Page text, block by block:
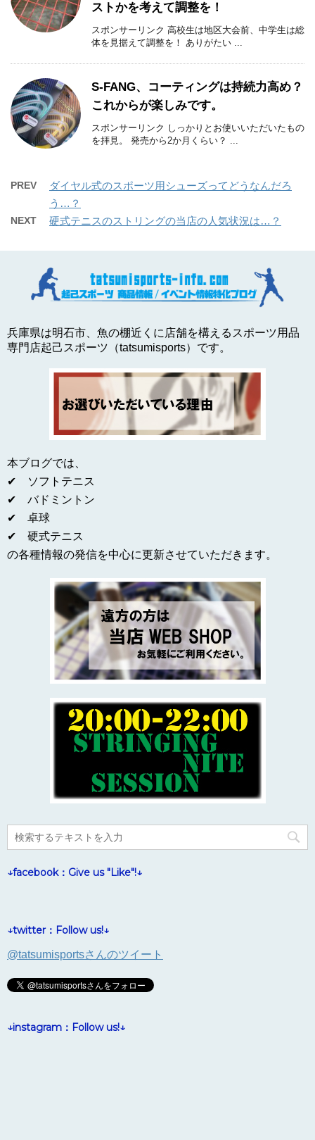
ストかを考えて調整を！
スポンサーリンク 高校生は地区大会前、中学生は総
体を見据えて調整を！ ありがたい ...
S-FANG、コーティングは持続力高め？
これからが楽しみです。
スポンサーリンク しっかりとお使いいただいたもの
を拝見。 発売から2か月くらい？ ...
PREV
ダイヤル式のスポーツ用シューズってどうなんだろ
う…？
NEXT 硬式テニスのストリングの当店の人気状況は…？
兵庫県は明石市、魚の棚近くに店舗を構えるスポーツ用品
専門店起己スポーツ（tatsumisports）です。
本ブログでは、
✔ ソフトテニス
✔ バドミントン
✔ 卓球
✔ 硬式テニス
の各種情報の発信を中心に更新させていただきます。
↓facebook：Give us "Like"!↓
↓twitter：Follow us!↓
@tatsumisportsさんのツイート
↓instagram：Follow us!↓